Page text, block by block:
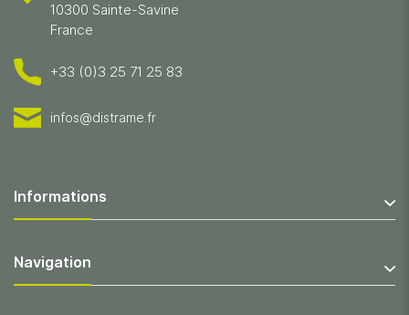
10300 Sainte-Savine
France
+33 (0)3 25 71 25 83
infos@distrame.fr
Informations
Navigation